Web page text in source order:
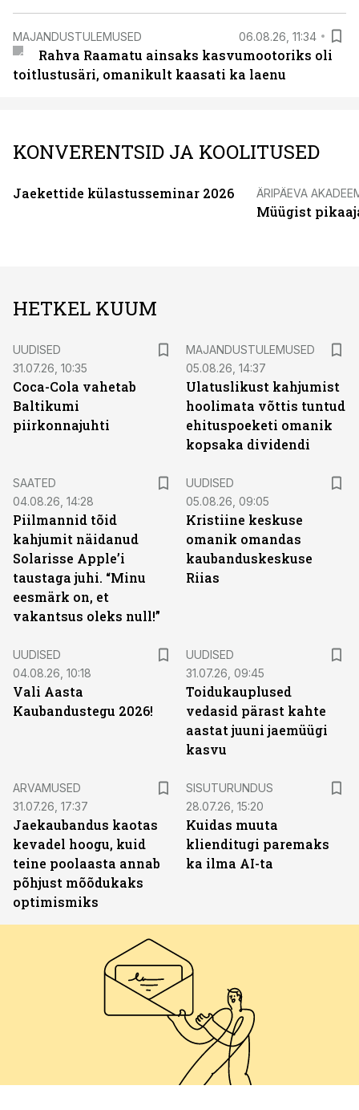
MAJANDUSTULEMUSED 06.08.26, 11:34
Rahva Raamatu ainsaks kasvumootoriks oli
toitlustusäri, omanikult kaasati ka laenu
KONVERENTSID JA KOOLITUSED
Jaekettide külastusseminar 2026 ÄRIPÄEVA
Müügist
HETKEL KUUM
UUDISED
31.07.26, 10:35
Coca-Cola vahetab
Baltikumi
piirkonnajuhti
MAJANDUSTULEMUSED
05.08.26, 14:37
Ulatuslikust kahjumist
hoolimata võttis tuntud
ehituspoeketi omanik
kopsaka dividendi
SAATED
04.08.26, 14:28
Piilmannid tõid
kahjumit näidanud
Solarisse Apple’i
taustaga juhi. “Minu
eesmärk on, et
vakantsus oleks null!”
UUDISED
05.08.26, 09:05
Kristiine keskuse
omanik omandas
kaubanduskeskuse
Riias
UUDISED
04.08.26, 10:18
Vali Aasta
Kaubandustegu 2026!
UUDISED
31.07.26, 09:45
Toidukauplused
vedasid pärast kahte
aastat juuni jaemüügi
kasvu
ARVAMUSED
31.07.26, 17:37
Jaekaubandus kaotas
kevadel hoogu, kuid
teine poolaasta annab
põhjust mõõdukaks
optimismiks
SISUTURUNDUS
28.07.26, 15:20
Kuidas muuta
klienditugi paremaks
ka ilma AI-ta